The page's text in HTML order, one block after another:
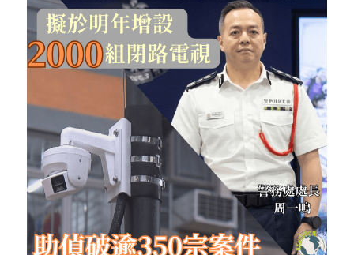
反華推手你要知
反華推手懶人包
民主派騙案十式
反華推手起底
美西霸凌內幕
美西極權主義
真相直擊
KOL 專欄
屈穎妍專欄
朱庭萱專欄
莫綺琪專欄
黃萬成專欄
醫院口岸爆炸案
屠龍小隊案
黎智英案審訊
支聯會案
吃喝玩指南
休閒好介紹
親子
關於我們
人才招聘
投稿熱線
搜索
繁體中文